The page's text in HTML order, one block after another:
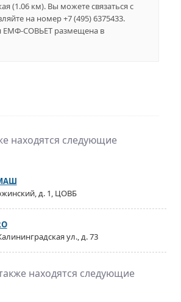
(1.06 км). Вы можете связаться с
на номер +7 (495) 6375433.
ЕМФ-СОВЬЕТ размещена в
находятся следующие
д. 1, ЦОВБ
ул., д. 73
находятся следующие